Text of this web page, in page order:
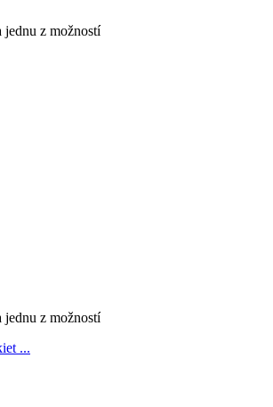
z možností
z možností
...